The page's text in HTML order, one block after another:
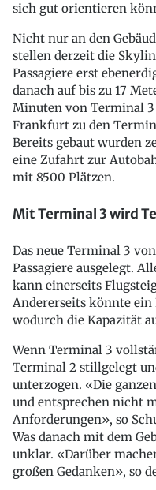
sich gut orientieren
Nicht nur an den
stellen derzeit die
Passagiere erst
danach auf bis zu 17
Minuten von Terminal 3
Frankfurt zu den
Bereits gebaut wurden
eine Zufahrt zur
mit 8500 Plätzen.
Mit Terminal 3 wird
Das neue Terminal 3
Passagiere ausgelegt.
kann einerseits
Andererseits könnte ein
wodurch die Kapazität
Wenn Terminal 3
Terminal 2 stillgelegt
unterzogen. «Die
und entsprechen nicht
Anforderungen», so
Was danach mit dem
unklar. «Darüber
großen Gedanken», so